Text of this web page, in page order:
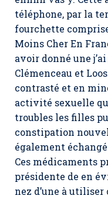
téléphone, par la
fourchette
Moins Cher En
avoir donné une
Clémenceau et
contrasté et en
activité sexuelle
troubles les filles
constipation
également
Ces médicaments
présidente de en
nez d’une à